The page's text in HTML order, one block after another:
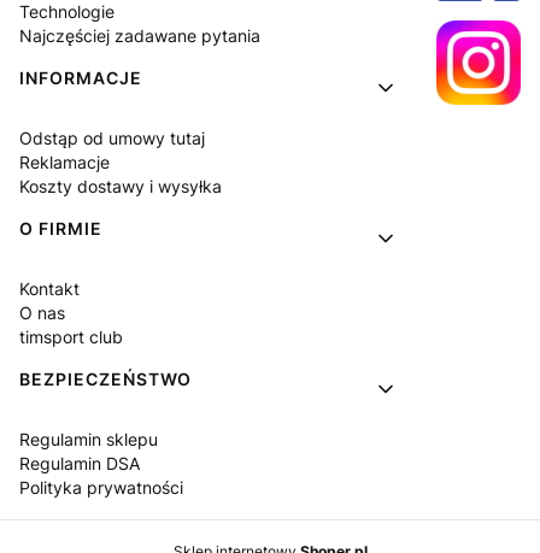
Technologie
Najczęściej zadawane pytania
INFORMACJE
Odstąp od umowy tutaj
Reklamacje
Koszty dostawy i wysyłka
O FIRMIE
Kontakt
O nas
timsport club
BEZPIECZEŃSTWO
Regulamin sklepu
Regulamin DSA
Polityka prywatności